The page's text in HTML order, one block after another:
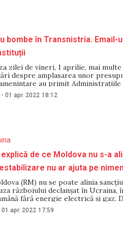
bombe în Transnistria. Email-
zilei de vineri, 1 aprilie, mai
despre amplasarea unor
au primit
zone al regiunii transnistrene,
din Râbnița. La toate adresele au
- 01 apr. 2022 18:12
explică de ce Moldova nu s-a
nu ar ajuta pe
(RM) nu se poate alinia
războiului declanșat în
fără energie electrică și gaz.
țării Maia Sandu, într-un
01 apr. 2022 17:59